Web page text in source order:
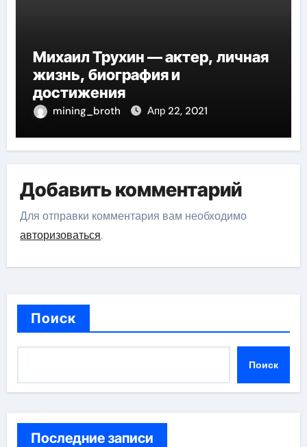
Михаил Трухин — актер, личная
жизнь, биография и
достижения
mining_broth Апр 22, 2021
Добавить комментарий
Для отправки комментария вам необходимо
авторизоваться.
Поиск
Поиск
Последние записи